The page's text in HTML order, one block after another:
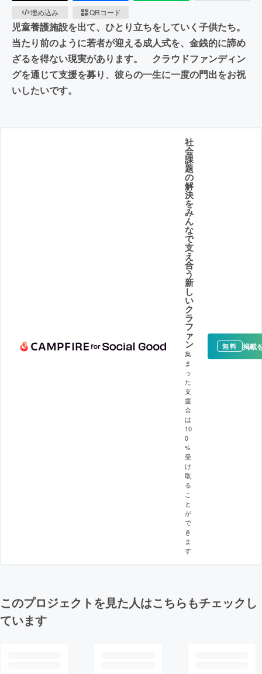
埋め込み
QRコード
児童養護施設を出て、ひとり立ちをしていく子供たち。
当たり前のように若者が迎える成人式を、金銭的に諦め
ざるを得ない現実があります。 クラウドファンディン
グを通じて支援を募り、彼らの一生に一度の門出をお祝
いしたいです。
社
会
課
題
の
解
決
を
み
ん
な
で
支
え
合
う
新
し
い
ク
ラ
フ
ァ
ン
集
ま
っ
た
支
援
金
は
10
0
%
受
け
取
る
こ
と
が
で
き
ま
す
無料 掲載
このプロジェクトを見た人はこちらもチェックし
ています